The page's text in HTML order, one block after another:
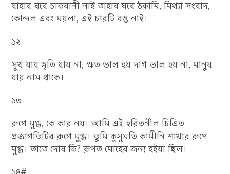
যাহার ঘরে চাকরানী নাই তাহার ঘরে ঠকামি, মিথ্যা সংবাদ,
কোন্দল এবং ময়লা, এই চারটি বস্তু নাই।
১২
সুখ যায় স্নৃতি যায় না, ক্ষত ভাল হয় দাগ ভাল হয় না, মানুষ
যায় নাম থাকে।
১৩
রূপে মুগ্ধ, কে কার নয়। আমি এই হরিতনীল চিএিত
প্রজাপতিটির রূপে মুগ্ধ। তুমি কুসুমতি কামীনি শাখার রূপে
মুগ্ধ। তাতে দোষ কি? রূপত মোহের জন্য হইয়া ছিল।